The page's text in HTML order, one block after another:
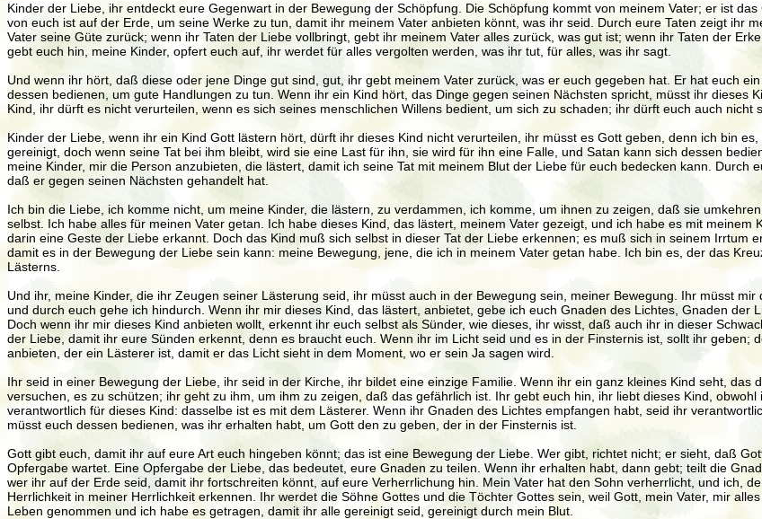
Kinder der Liebe, ihr entdeckt eure Gegenwart in der Bewegung der Schöpfung. Die Schöpfung kommt von meinem Vater; er ist
von euch ist auf der Erde, um seine Werke zu tun, damit ihr meinem Vater anbieten könnt, was ihr seid. Durch eure Taten zeigt ihr
Vater seine Güte zurück; wenn ihr Taten der Liebe vollbringt, gebt ihr meinem Vater alles zurück, was gut ist; wenn ihr Taten der
gebt euch hin, meine Kinder, opfert euch auf, ihr werdet für alles vergolten werden, was ihr tut, für alles, was ihr sagt.
Und wenn ihr hört, daß diese oder jene Dinge gut sind, gut, ihr gebt meinem Vater zurück, was er euch gegeben hat. Er hat euch
dessen bedienen, um gute Handlungen zu tun. Wenn ihr ein Kind hört, das Dinge gegen seinen Nächsten spricht, müsst ihr dieses
Kind, ihr dürft es nicht verurteilen, wenn es sich seines menschlichen Willens bedient, um sich zu schaden; ihr dürft euch auch
Kinder der Liebe, wenn ihr ein Kind Gott lästern hört, dürft ihr dieses Kind nicht verurteilen, ihr müsst es Gott geben, denn ich bin
gereinigt, doch wenn seine Tat bei ihm bleibt, wird sie eine Last für ihn, sie wird für ihn eine Falle, und Satan kann sich dessen
meine Kinder, mir die Person anzubieten, die lästert, damit ich seine Tat mit meinem Blut der Liebe für euch bedecken kann.
daß er gegen seinen Nächsten gehandelt hat.
Ich bin die Liebe, ich komme nicht, um meine Kinder, die lästern, zu verdammen, ich komme, um ihnen zu zeigen, daß sie
selbst. Ich habe alles für meinen Vater getan. Ich habe dieses Kind, das lästert, meinem Vater gezeigt, und ich habe es mit
darin eine Geste der Liebe erkannt. Doch das Kind muß sich selbst in dieser Tat der Liebe erkennen; es muß sich in seinem Irrtum
damit es in der Bewegung der Liebe sein kann: meine Bewegung, jene, die ich in meinem Vater getan habe. Ich bin es, der das
Lästerns.
Und ihr, meine Kinder, die ihr Zeugen seiner Lästerung seid, ihr müsst auch in der Bewegung sein, meiner Bewegung. Ihr müsst
und durch euch gehe ich hindurch. Wenn ihr mir dieses Kind, das lästert, anbietet, gebe ich euch Gnaden des Lichtes, Gnaden der
Doch wenn ihr mir dieses Kind anbieten wollt, erkennt ihr euch selbst als Sünder, wie dieses, ihr wisst, daß auch ihr in dieser
der Liebe, damit ihr eure Sünden erkennt, denn es braucht euch. Wenn ihr im Licht seid und es in der Finsternis ist, sollt ihr
anbieten, der ein Lästerer ist, damit er das Licht sieht in dem Moment, wo er sein Ja sagen wird.
Ihr seid in einer Bewegung der Liebe, ihr seid in der Kirche, ihr bildet eine einzige Familie. Wenn ihr ein ganz kleines Kind seht,
versuchen, es zu schützen; ihr geht zu ihm, um ihm zu zeigen, daß das gefährlich ist. Ihr gebt euch hin, ihr liebt dieses Kind,
verantwortlich für dieses Kind: dasselbe ist es mit dem Lästerer. Wenn ihr Gnaden des Lichtes empfangen habt, seid ihr
müsst euch dessen bedienen, was ihr erhalten habt, um Gott den zu geben, der in der Finsternis ist.
Gott gibt euch, damit ihr auf eure Art euch hingeben könnt; das ist eine Bewegung der Liebe. Wer gibt, richtet nicht; er sieht, daß
Opfergabe wartet. Eine Opfergabe der Liebe, das bedeutet, eure Gnaden zu teilen. Wenn ihr erhalten habt, dann gebt; teilt die
wer ihr auf der Erde seid, damit ihr fortschreiten könnt, auf eure Verherrlichung hin. Mein Vater hat den Sohn verherrlicht, und ich,
Herrlichkeit in meiner Herrlichkeit erkennen. Ihr werdet die Söhne Gottes und die Töchter Gottes sein, weil Gott, mein Vater, mir
Leben genommen und ich habe es getragen, damit ihr alle gereinigt seid, gereinigt durch mein Blut.